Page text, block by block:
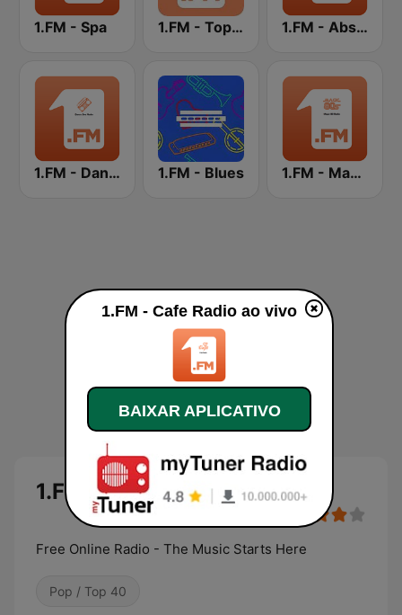
1.FM - Spa 1.FM - Top 40 1.FM - Absolute 90s
1.FM - Dance One 1.FM - Blues 1.FM - Magic 80
1.FM - Cafe Radio
Free Online Radio - The Music Starts Here
Pop / Top 40
1.FM - Cafe Radio ao vivo
BAIXAR APLICATIVO